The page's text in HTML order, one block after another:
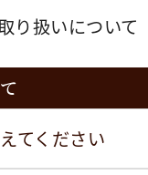
り扱いについて
てください